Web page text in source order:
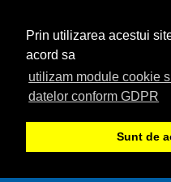
Prin utilizarea acestui
acord sa
utilizam module cookie
datelor conform GDPR
Sunt de